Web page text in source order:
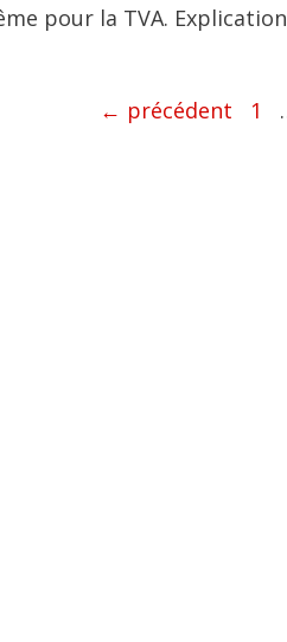
pour la TVA.
← précédent 1